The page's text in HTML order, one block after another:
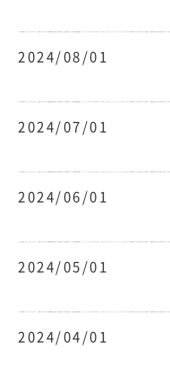
2024/08/01
2024/07/01
2024/06/01
2024/05/01
2024/04/01